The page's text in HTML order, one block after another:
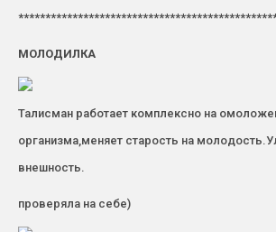
МОЛОДИЛКА
Талисман работает комплексно на
организма,меняет старость на
внешность.
проверяла на себе)